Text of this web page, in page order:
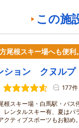
この施
尾根スキー場へも便利
ション クヌルプ
177件
根スキー場・白馬駅・バス
レンタルスキー有、夏はパ
クティブスポーツもお勧め